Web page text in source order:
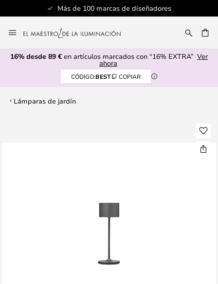
Más de 100 marcas de diseñadores
al
contenido
16% desde 89 € en artículos marcados con “16% EXTRA” Ver
ahora
CÓDIGO:BEST COPIAR
Lámparas de jardín